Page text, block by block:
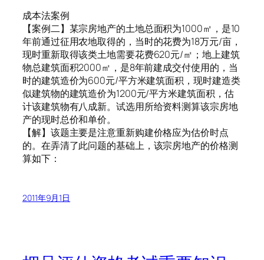
成本法案例
【案例二】某宗房地产的土地总面积为1000㎡，是10
年前通过征用农地取得的，当时的花费为18万元/亩，
现时重新取得该类土地需要花费620元/㎡；地上建筑
物总建筑面积2000㎡，是8年前建成交付使用的，当
时的建筑造价为600元/平方米建筑面积，现时建造类
似建筑物的建筑造价为1200元/平方米建筑面积，估
计该建筑物有八成新。试选用所给资料测算该宗房地
产的现时总价和单价。
【解】该题主要是注意重新购建价格应为估价时点
的。在弄清了此问题的基础上，该宗房地产的价格测
算如下：
2011年9月1日